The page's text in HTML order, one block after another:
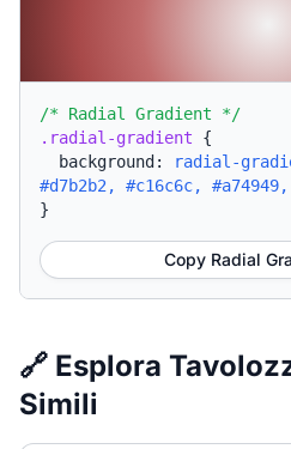
/* Radial Gradient */
.radial-gradient {
background:
radial-
#d7b2b2, #c16c6c,
}
Copy Radial
🔗 Esplora
Simili